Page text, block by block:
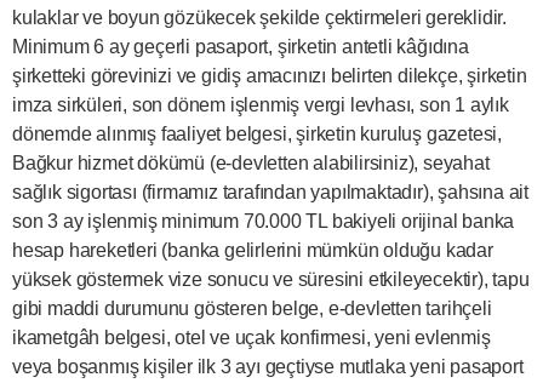
kulaklar ve boyun gözükecek şekilde çektirmeleri gereklidir.
Minimum 6 ay geçerli pasaport, şirketin antetli kâğıdına
şirketteki görevinizi ve gidiş amacınızı belirten dilekçe, şirketin
imza sirküleri, son dönem işlenmiş vergi levhası, son 1 aylık
dönemde alınmış faaliyet belgesi, şirketin kuruluş gazetesi,
Bağkur hizmet dökümü (e-devletten alabilirsiniz), seyahat
sağlık sigortası (firmamız tarafından yapılmaktadır), şahsına ait
son 3 ay işlenmiş minimum 70.000 TL bakiyeli orijinal banka
hesap hareketleri (banka gelirlerini mümkün olduğu kadar
yüksek göstermek vize sonucu ve süresini etkileyecektir), tapu
gibi maddi durumunu gösteren belge, e-devletten tarihçeli
ikametgâh belgesi, otel ve uçak konfirmesi, yeni evlenmiş
veya boşanmış kişiler ilk 3 ayı geçtiyse mutlaka yeni pasaport